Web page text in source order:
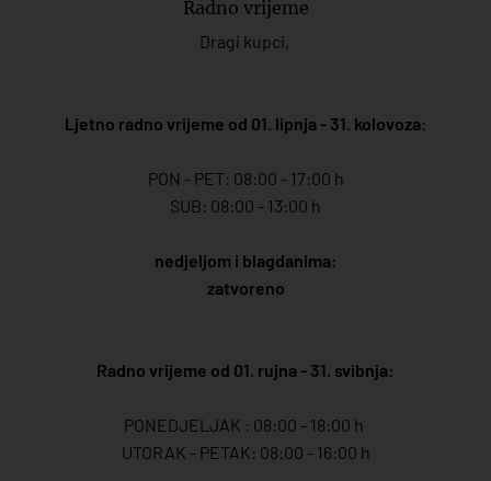
Radno vrijeme
Dragi kupci,
Ljetno radno vrijeme od 01. lipnja - 31. kolovoza:
PON - PET: 08:00 - 17:00 h
SUB: 08:00 - 13:00 h
nedjeljom i blagdanima:
zatvoreno
Radno vrijeme od 01. rujna - 31. svibnja:
PONEDJELJAK : 08:00 - 18:00 h
UTORAK - PETAK: 08:00 - 16:00 h